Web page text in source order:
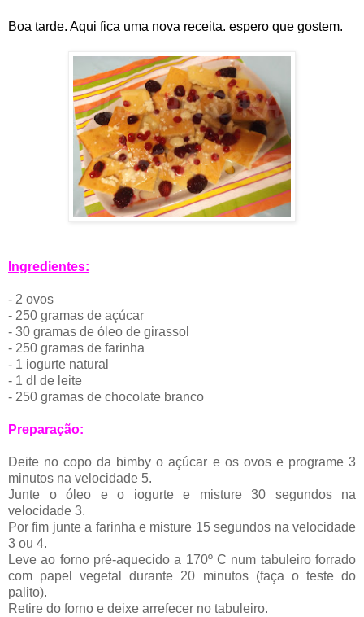
Boa tarde. Aqui fica uma nova receita. espero que gostem.
Ingredientes:
- 2 ovos
- 250 gramas de açúcar
- 30 gramas de óleo de girassol
- 250 gramas de farinha
- 1 iogurte natural
- 1 dl de leite
- 250 gramas de chocolate branco
Preparação:
Deite no copo da bimby o açúcar e os ovos e programe 3
minutos na velocidade 5.
Junte o óleo e o iogurte e misture 30 segundos na
velocidade 3.
Por fim junte a farinha e misture 15 segundos na velocidade
3 ou 4.
Leve ao forno pré-aquecido a 170º C num tabuleiro forrado
com papel vegetal durante 20 minutos (faça o teste do
palito).
Retire do forno e deixe arrefecer no tabuleiro.